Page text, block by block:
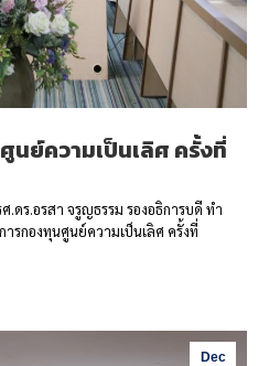
ย์ความเป็นเลิศ ครั้งที่
ดร.อรสา จรูญธรรม รองอธิการบดี ทำ
รกองทุนศูนย์ความเป็นเลิศ ครั้งที่
Dec